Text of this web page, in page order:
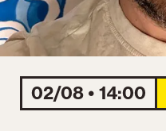
02/08 • 14:00